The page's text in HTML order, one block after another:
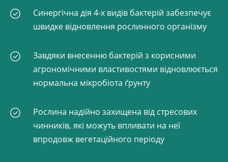
Синергічна дія 4-х видів бактерій забезпечує
швидке відновлення рослинного організму
Завдяки внесенню бактерій з корисними
агрономічними властивостями відновлюється
нормальна мікробіота ґрунту
Рослина надійно захищена від стресових
чинників, які можуть впливати на неї
впродовж вегетаційного періоду